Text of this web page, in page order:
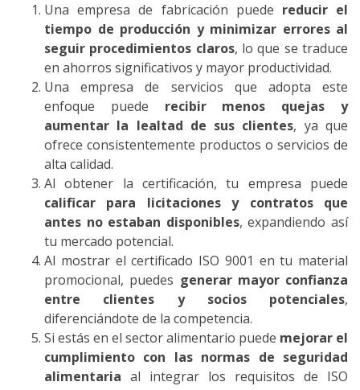
Una empresa de fabricación puede reducir el
tiempo de producción y minimizar errores al
seguir procedimientos claros, lo que se traduce
en ahorros significativos y mayor productividad.
Una empresa de servicios que adopta este
enfoque puede recibir menos quejas y
aumentar la lealtad de sus clientes, ya que
ofrece consistentemente productos o servicios de
alta calidad.
Al obtener la certificación, tu empresa puede
calificar para licitaciones y contratos que
antes no estaban disponibles, expandiendo así
tu mercado potencial.
Al mostrar el certificado ISO 9001 en tu material
promocional, puedes generar mayor confianza
entre clientes y socios potenciales,
diferenciándote de la competencia.
Si estás en el sector alimentario puede mejorar el
cumplimiento con las normas de seguridad
alimentaria al integrar los requisitos de ISO